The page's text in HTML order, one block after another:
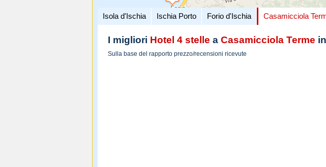
Isola d'Ischia Ischia Porto Forio d'Ischia Casamicciola
I migliori Hotel 4 stelle a Casamicciola Terme
Sulla base del rapporto prezzo/recensioni ricevute